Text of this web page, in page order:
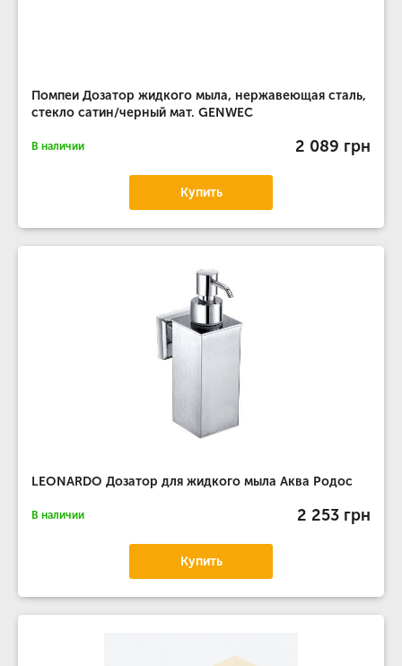
Помпеи Дозатор жидкого мыла, нержавеющая сталь,
стекло сатин/черный мат. GENWEC
В наличии 2 089 грн
Купить
LEONARDO Дозатор для жидкого мыла Аква Родос
В наличии 2 253 грн
Купить